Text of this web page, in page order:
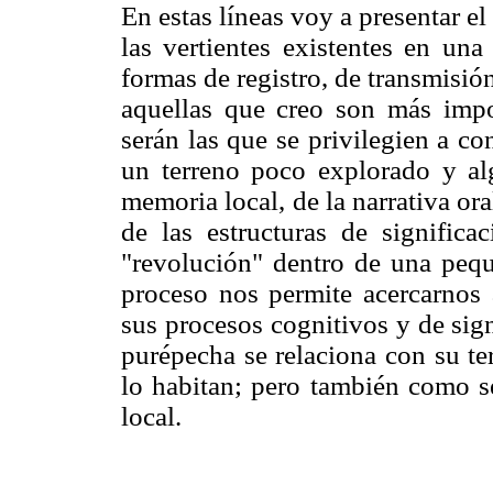
En estas líneas voy a presentar
las vertientes existentes en
formas de registro, de
aquellas que creo son más
serán las que se privilegien a
un terreno poco explorado y
memoria local, de la narrativa
de las estructuras de
"revolución" dentro de una
proceso nos permite
sus procesos cognitivos y de
purépecha se relaciona con su
lo habitan; pero también como
local.